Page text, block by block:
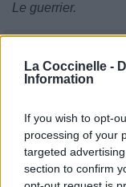
La Coccinelle -
Information
If you wish to opt-
processing of your
targeted
section to confirm
Le guerrier.